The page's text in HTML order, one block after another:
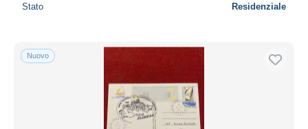
Tutto il mondo
Stato Residenziale
Nuovo